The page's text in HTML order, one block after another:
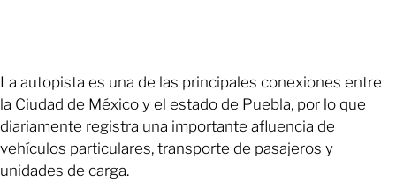
La autopista es una de las principales conexiones entre
la Ciudad de México y el estado de Puebla, por lo que
diariamente registra una importante afluencia de
vehículos particulares, transporte de pasajeros y
unidades de carga.